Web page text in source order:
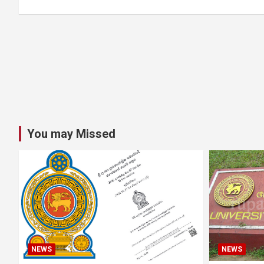
You may Missed
NEWS NEWS